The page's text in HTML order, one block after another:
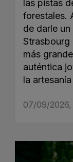
las pistas
forestales.
de darle
Strasbourg
más
auténtica
la
07/09/2026,